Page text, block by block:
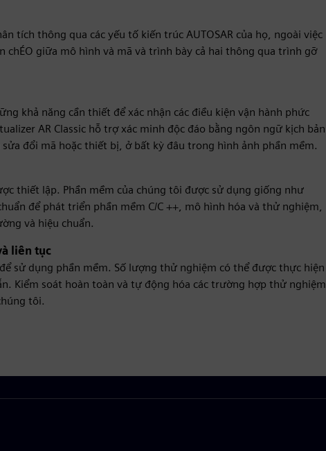
tích thông qua các yếu tố kiến trúc AUTOSAR của họ, ngoài việc
chÉO giữa mô hình và mã và trình bày cả hai thông qua trình gỡ
khả năng cần thiết để xác nhận các điều kiện vận hành phức
AR Classic hỗ trợ xác minh độc đáo bằng ngôn ngữ kịch bản
đổi mã hoặc thiết bị, ở bất kỳ đâu trong hình ảnh phần mềm.
thiết lập. Phần mềm của chúng tôi được sử dụng giống như
để phát triển phần mềm C/C ++, mô hình hóa và thử nghiệm,
và hiệu chuẩn.
liên tục
sử dụng phần mềm. Số lượng thử nghiệm có thể được thực hiện
Kiểm soát hoàn toàn và tự động hóa các trường hợp thử nghiệm
tôi.